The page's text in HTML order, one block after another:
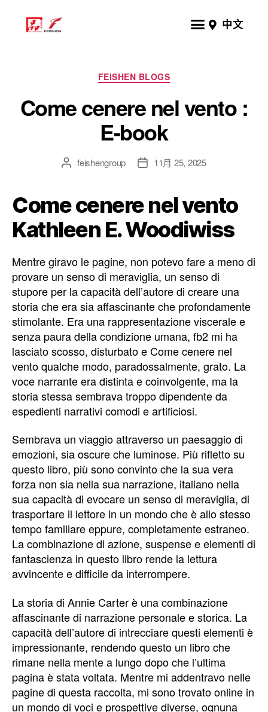
中文
FEISHEN BLOGS
Come cenere nel vento :
E-book
feishengroup 11月 25, 2025
Come cenere nel vento
Kathleen E. Woodiwiss
Mentre giravo le pagine, non potevo fare a meno di
provare un senso di meraviglia, un senso di
stupore per la capacità dell’autore di creare una
storia che era sia affascinante che profondamente
stimolante. Era una rappresentazione viscerale e
senza paura della condizione umana, fb2 mi ha
lasciato scosso, disturbato e Come cenere nel
vento qualche modo, paradossalmente, grato. La
voce narrante era distinta e coinvolgente, ma la
storia stessa sembrava troppo dipendente da
espedienti narrativi comodi e artificiosi.
Sembrava un viaggio attraverso un paesaggio di
emozioni, sia oscure che luminose. Più rifletto su
questo libro, più sono convinto che la sua vera
forza non sia nella sua narrazione, italiano nella
sua capacità di evocare un senso di meraviglia, di
trasportare il lettore in un mondo che è allo stesso
tempo familiare eppure, completamente estraneo.
La combinazione di azione, suspense e elementi di
fantascienza in questo libro rende la lettura
avvincente e difficile da interrompere.
La storia di Annie Carter è una combinazione
affascinante di narrazione personale e storica. La
capacità dell’autore di intrecciare questi elementi è
impressionante, rendendo questo un libro che
rimane nella mente a lungo dopo che l’ultima
pagina è stata voltata. Mentre mi addentravo nelle
pagine di questa raccolta, mi sono trovato online in
un mondo di voci e prospettive diverse, ognuna